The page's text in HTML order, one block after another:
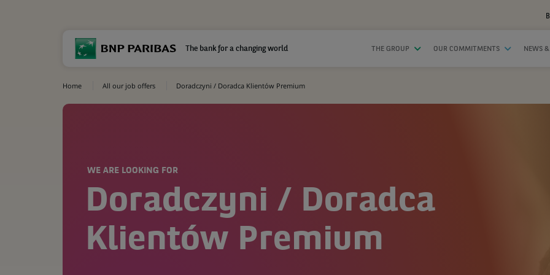
The bank for a changing world THE GROUP OUR COMMITMENTS NEWS
Home All our job offers Doradczyni / Doradca Klientów Premium
WE ARE LOOKING FOR
Doradczyni / Doradca
Klientów Premium